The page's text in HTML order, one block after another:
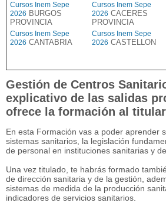
Cursos Inem Sepe
2026 BURGOS
PROVINCIA
Cursos Inem Sepe
2026 CACERES
PROVINCIA
Cursos Inem Sepe
2026 CANTABRIA
Cursos Inem Sepe
2026 CASTELLON
Gestión de Centros
explicativo de las salidas
ofrece la formación al
En esta Formación vas a poder aprender
sistemas sanitarios, la legislación
de personal en instituciones sanitarias y
Una vez titulado, te habrás formado
de dirección sanitaria y de la gestión,
sistemas de medida de la producción
indicadores de servicios sanitarios.